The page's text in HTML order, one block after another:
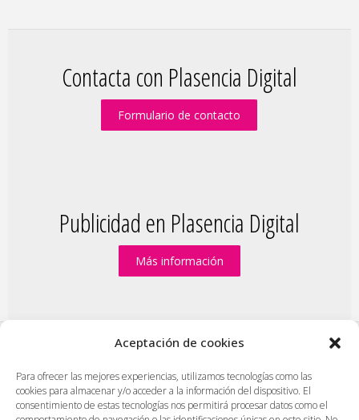
Aceptación de cookies
Para ofrecer las mejores experiencias, utilizamos tecnologías como las
cookies para almacenar y/o acceder a la información del dispositivo. El
consentimiento de estas tecnologías nos permitirá procesar datos como el
Contacta con Plasencia Digital
Formulario de contacto
Publicidad en Plasencia Digital
Más información
PlasenciaDigital.com | Formulario de contacto
Publicidad en Plasencia Digital
|
Política de cookies (UE)
| Protección de datos |